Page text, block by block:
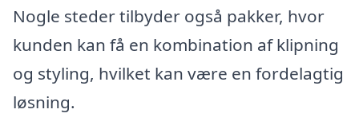
Nogle steder tilbyder også pakker, hvor
kunden kan få en kombination af klipning
og styling, hvilket kan være en fordelagtig
løsning.